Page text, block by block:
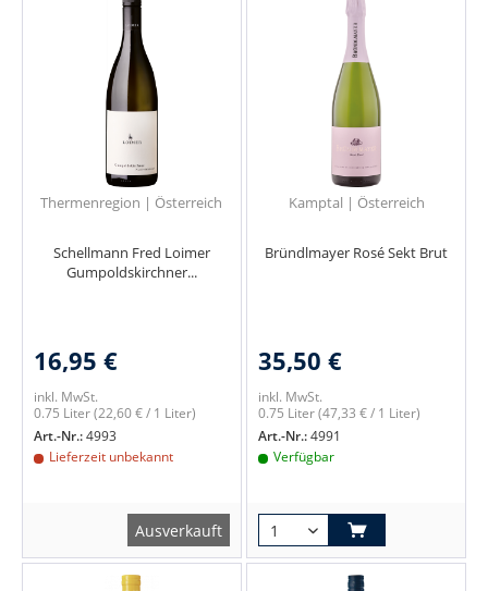
Thermenregion | Österreich
Schellmann Fred Loimer
Gumpoldskirchner...
16,95 €
inkl. MwSt.
0.75 Liter(22,60 € / 1 Liter)
Art.-Nr.:4993
Lieferzeit unbekannt
Ausverkauft
Kamptal | Österreich
Bründlmayer Rosé Sekt Brut
35,50 €
inkl. MwSt.
0.75 Liter(47,33 € / 1 Liter)
Art.-Nr.:4991
Verfügbar